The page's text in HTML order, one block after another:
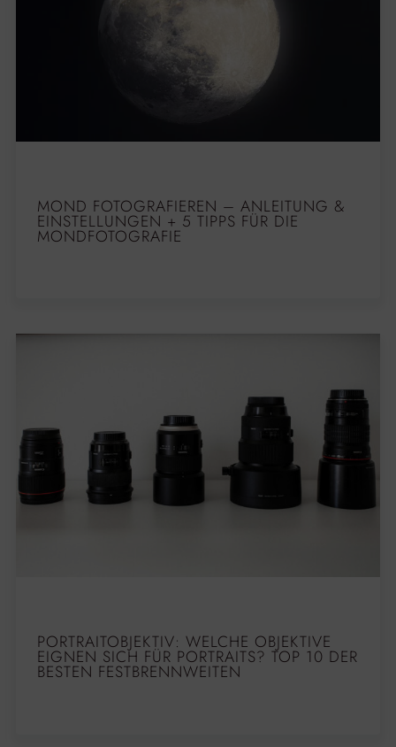
MOND FOTOGRAFIEREN – ANLEITUNG &
EINSTELLUNGEN + 5 TIPPS FÜR DIE
MONDFOTOGRAFIE
PORTRAITOBJEKTIV: WELCHE OBJEKTIVE
EIGNEN SICH FÜR PORTRAITS? TOP 10 DER
BESTEN FESTBRENNWEITEN